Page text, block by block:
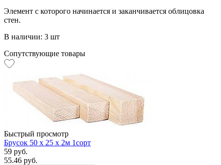
Элемент с которого начинается и заканчивается облицовка
стен.
В наличии: 3 шт
Сопутствующие товары
Быстрый просмотр
Брусок 50 х 25 х 2м 1сорт
59 руб.
55.46 руб.